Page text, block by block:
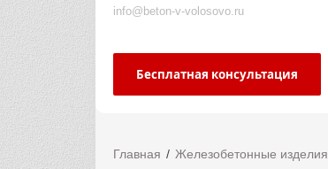
info@beton-v-volosovo.ru
Бесплатная консультация
Главная Железобетонные изделия